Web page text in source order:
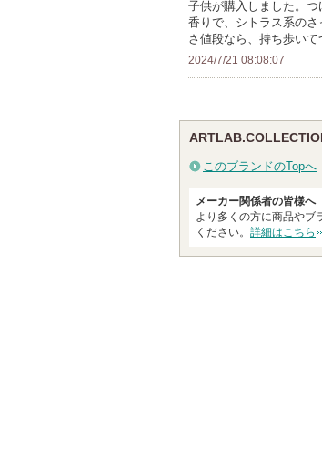
以
上
バ
に
気
に
子供が購入しました。
香りで、シトラス系の
さ値段なら、持ち歩いて
2024/7/21 08:08:07
このブランドのTopへ
メーカー関係者の皆様へ
より多くの方に商品やブ
ください。 詳細はこちら